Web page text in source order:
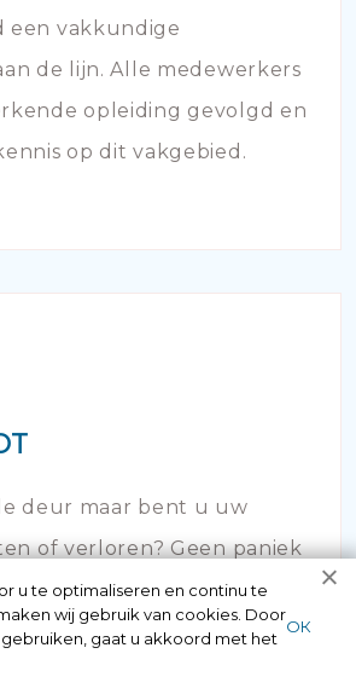
een vakkundige
de lijn. Alle medewerkers
opleiding gevolgd en
op dit vakgebied.
deur maar bent u uw
of verloren? Geen paniek
no time opent onze
de deur en kunt u weer uw
u te optimaliseren en continu te
wij gebruik van cookies. Door
gaat u akkoord met het
ОК